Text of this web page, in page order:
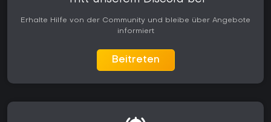
Erhalte Hilfe von der Community und bleibe über Angebote
informiert
Beitreten